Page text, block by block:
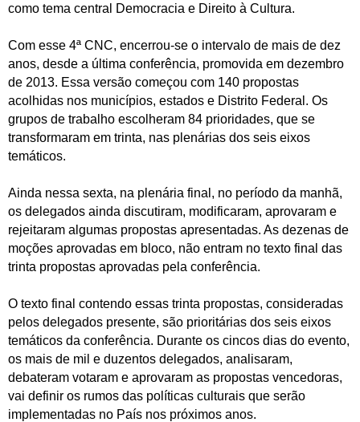
como tema central Democracia e Direito à Cultura.
Com esse 4ª CNC, encerrou-se o intervalo de mais de dez
anos, desde a última conferência, promovida em dezembro
de 2013. Essa versão começou com 140 propostas
acolhidas nos municípios, estados e Distrito Federal. Os
grupos de trabalho escolheram 84 prioridades, que se
transformaram em trinta, nas plenárias dos seis eixos
temáticos.
Ainda nessa sexta, na plenária final, no período da manhã,
os delegados ainda discutiram, modificaram, aprovaram e
rejeitaram algumas propostas apresentadas. As dezenas de
moções aprovadas em bloco, não entram no texto final das
trinta propostas aprovadas pela conferência.
O texto final contendo essas trinta propostas, consideradas
pelos delegados presente, são prioritárias dos seis eixos
temáticos da conferência. Durante os cincos dias do evento,
os mais de mil e duzentos delegados, analisaram,
debateram votaram e aprovaram as propostas vencedoras,
vai definir os rumos das políticas culturais que serão
implementadas no País nos próximos anos.